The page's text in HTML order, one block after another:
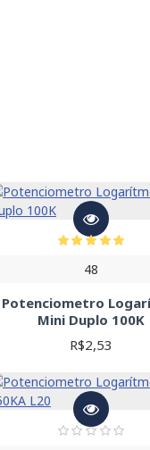
48
Potenciometro
Mini Duplo 100K
R$2,53